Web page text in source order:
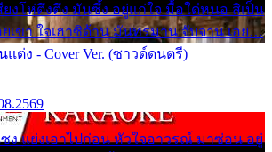
ยงโห่ตึงตึง มันซึ้ง อยู่แก่ใจ มื้อใด๋หนอ สิเป็น
เขา ใจเฮาซิด้าน มันทรมาน จับจาน เอย…
แต่ง - Cover Ver. (ซาวด์ดนตรี)
ง แย่งเอาไปก่อน หัวใจอาวรณ์ มาซ่อน อยู่